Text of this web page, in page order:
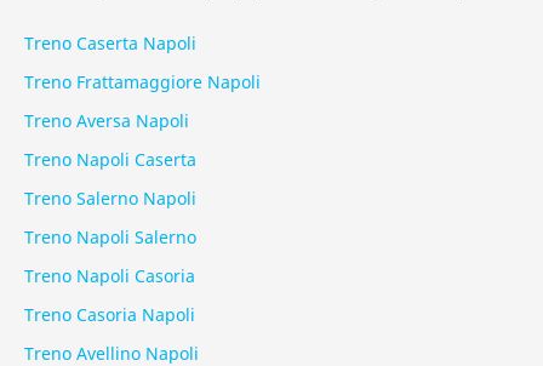
Treno Caserta Napoli
Treno Frattamaggiore Napoli
Treno Aversa Napoli
Treno Napoli Caserta
Treno Salerno Napoli
Treno Napoli Salerno
Treno Napoli Casoria
Treno Casoria Napoli
Treno Avellino Napoli